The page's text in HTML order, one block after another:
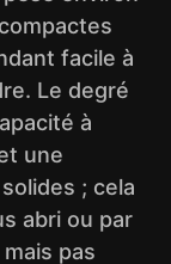
facile à
Le degré
à
une
; cela
abri ou par
pas